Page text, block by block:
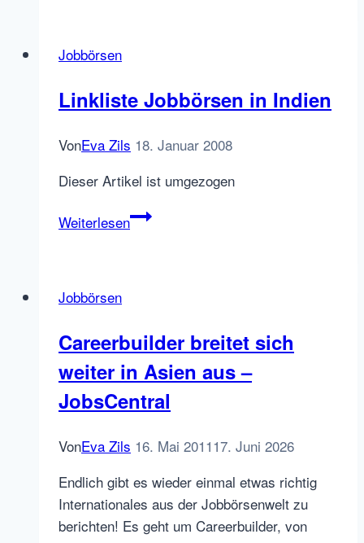
Careerbuilder
TopLanguageJobs,
Jobbörsen
Linkliste Jobbörsen in Indien
VonEva Zils 18. Januar 2008
Dieser Artikel ist umgezogen
WeiterlesenLinkliste
Jobbörsen
Careerbuilder breitet sich
weiter in Asien aus –
JobsCentral
VonEva Zils 16. Mai 201117. Juni 2026
Endlich gibt es wieder einmal etwas richtig
Internationales aus der Jobbörsenwelt zu
berichten! Es geht um Careerbuilder, von